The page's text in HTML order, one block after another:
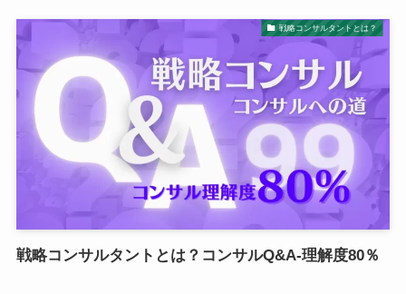
戦略コンサルタントとは？
戦略コンサルタントとは？コンサルQ&A-理解度80％